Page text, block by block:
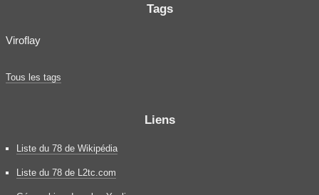
Tags
Viroflay
Tous les tags
Liens
Liste du 78 de Wikipédia
Liste du 78 de L2tc.com